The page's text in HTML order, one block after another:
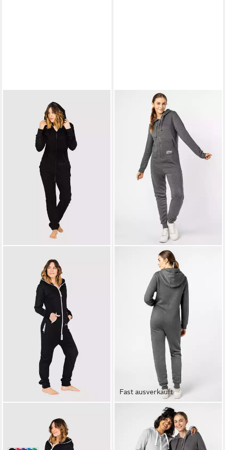
Jumpsuit mit kuscheligem
Fast ausverkauft
Jumpsuit Sweat Overall
UVP59,99 €